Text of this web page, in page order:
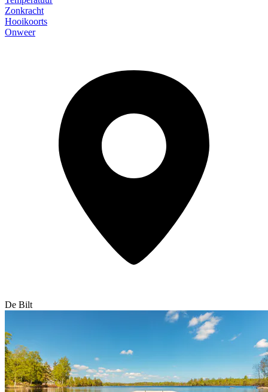
Zonkracht
Hooikoorts
Onweer
De Bilt